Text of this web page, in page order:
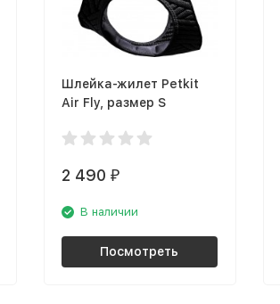
Шлейка-жилет Petkit
Air Fly, размер S
2 490 ₽
В наличии
Посмотреть